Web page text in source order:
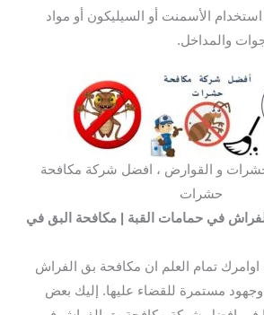
استخدام الأسمنت أو السيليكون أو مواد
والمداخل.
و القوارض ، افضل شركة مكافحة
حشرات
في حمامات القبة
| مكافحة البق في
تمام العلم ان مكافحة بق الفراش
مستمرة للقضاء عليها. إليك بعض